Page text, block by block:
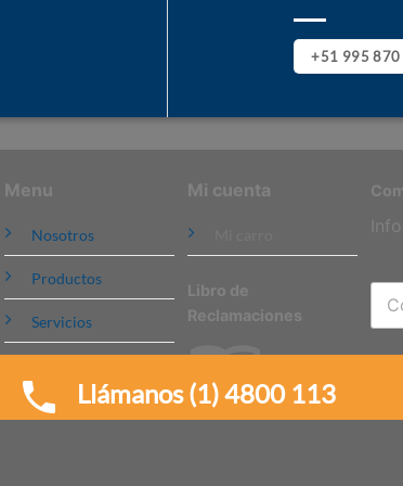
+51 995 870
Menu
Nosotros
Productos
Servicios
Mi cuenta
Libro de
Reclamaciones
Llámanos (1) 4800 113